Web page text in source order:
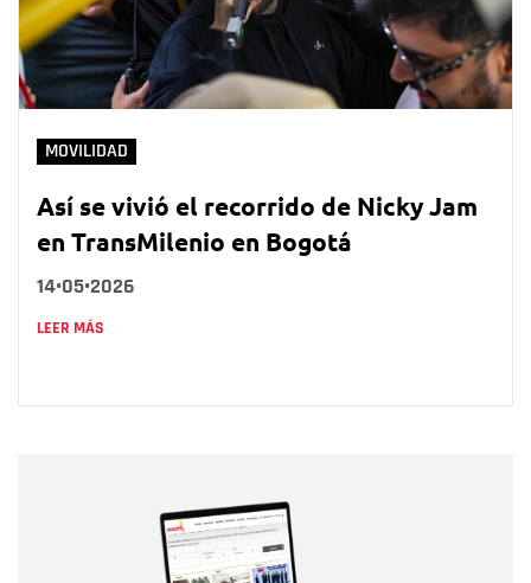
MOVILIDAD
Así se vivió el recorrido de Nicky Jam
en TransMilenio en Bogotá
14•05•2026
LEER MÁS
Correo electrónico